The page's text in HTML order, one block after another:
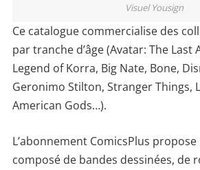
Visuel Yousign
Ce catalogue commercialise des
par tranche d’âge (Avatar: The Last
Legend of Korra, Big Nate, Bone,
Geronimo Stilton, Stranger Things,
American Gods…).
L’abonnement ComicsPlus
composé de bandes dessinées, de